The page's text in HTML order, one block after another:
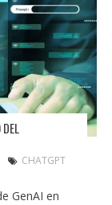
CHATGPT
GenAI en